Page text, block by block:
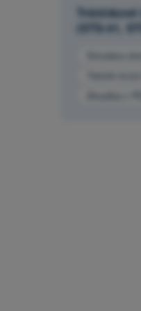
(STS-01,
Simulace
Trénink
Zkouška v